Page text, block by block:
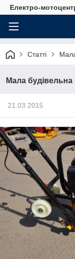
Електро-
Статті
Мала будівельна
21.03.2015